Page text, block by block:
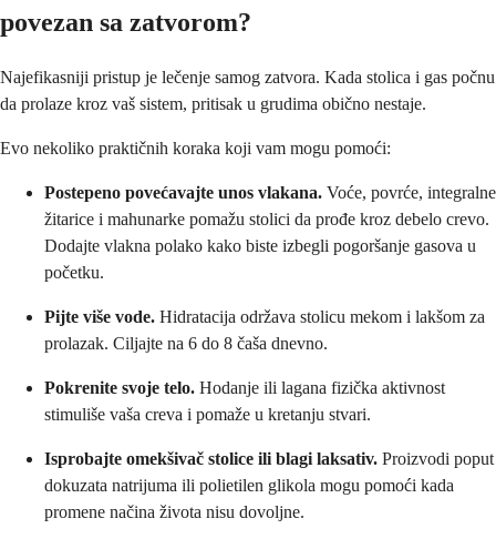
povezan sa zatvorom?
Najefikasniji pristup je lečenje samog zatvora. Kada stolica i gas počnu
da prolaze kroz vaš sistem, pritisak u grudima obično nestaje.
Evo nekoliko praktičnih koraka koji vam mogu pomoći:
Postepeno povećavajte unos vlakana. Voće, povrće, integralne
žitarice i mahunarke pomažu stolici da prođe kroz debelo crevo.
Dodajte vlakna polako kako biste izbegli pogoršanje gasova u
početku.
Pijte više vode. Hidratacija održava stolicu mekom i lakšom za
prolazak. Ciljajte na 6 do 8 čaša dnevno.
Pokrenite svoje telo. Hodanje ili lagana fizička aktivnost
stimuliše vaša creva i pomaže u kretanju stvari.
Isprobajte omekšivač stolice ili blagi laksativ. Proizvodi poput
dokuzata natrijuma ili polietilen glikola mogu pomoći kada
promene načina života nisu dovoljne.